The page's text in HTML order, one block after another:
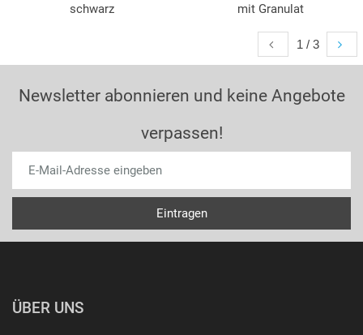
schwarz
mit Granulat
1 / 3
Newsletter abonnieren und keine Angebote
verpassen!
ÜBER UNS